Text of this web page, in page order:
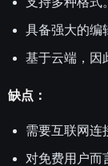
具备强大的编
基于云端，因
缺点：
需要互联网连
对免费用户而